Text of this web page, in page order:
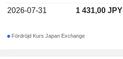
2026-07-31
1 431,00 JPY
Fördröjd Kurs Japan Exchange